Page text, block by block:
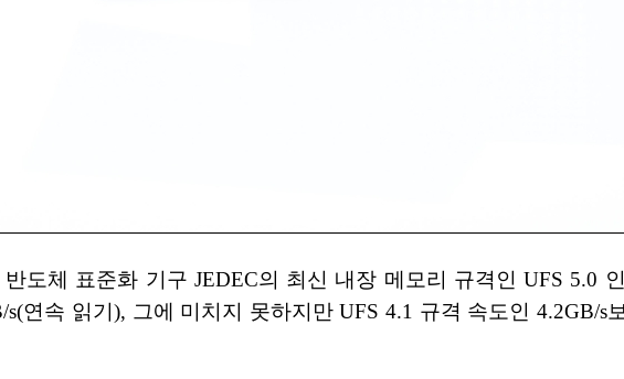
도체 표준화 기구 JEDEC의 최신 내장 메모리 규격인 UFS 5.0
연속 읽기), 그에 미치지 못하지만 UFS 4.1 규격 속도인 4.2GB/